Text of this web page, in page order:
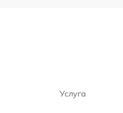
Услуга